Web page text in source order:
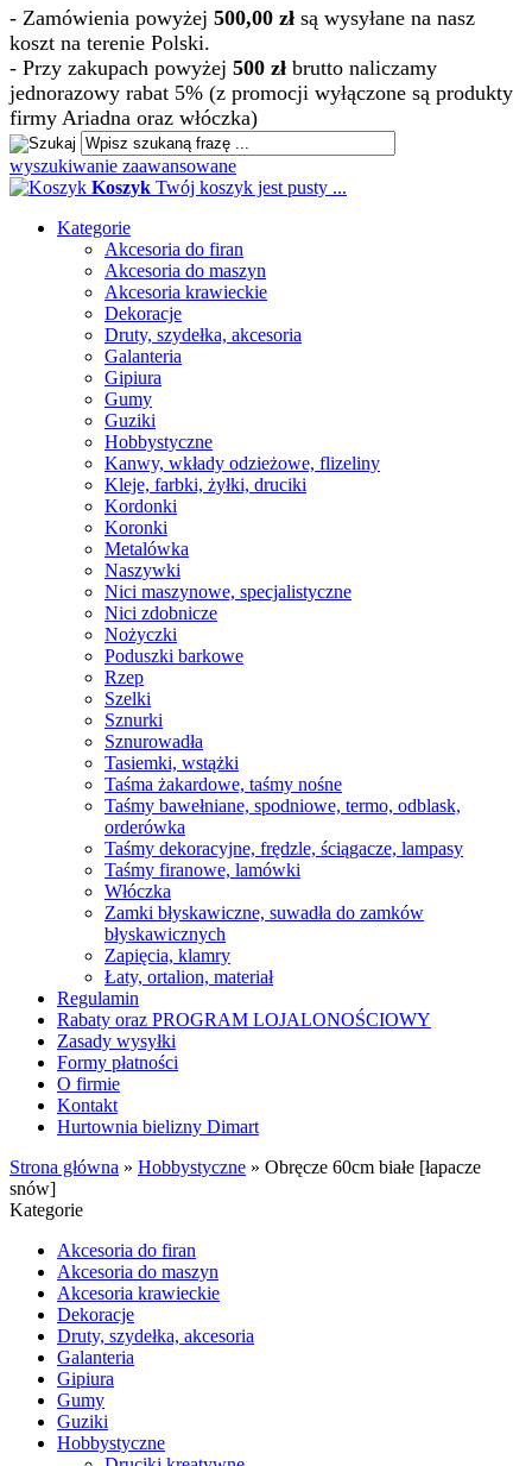
- Zamówienia powyżej 500,00 zł są wysyłane na nasz
koszt na terenie Polski.
- Przy zakupach powyżej 500 zł brutto naliczamy
jednorazowy rabat 5% (z promocji wyłączone są produkty
firmy Ariadna oraz włóczka)
wyszukiwanie zaawansowane
Koszyk Twój koszyk jest pusty ...
Kategorie
Akcesoria do firan
Akcesoria do maszyn
Akcesoria krawieckie
Dekoracje
Druty, szydełka, akcesoria
Galanteria
Gipiura
Gumy
Guziki
Hobbystyczne
Kanwy, wkłady odzieżowe, flizeliny
Kleje, farbki, żyłki, druciki
Kordonki
Koronki
Metalówka
Naszywki
Nici maszynowe, specjalistyczne
Nici zdobnicze
Nożyczki
Poduszki barkowe
Rzep
Szelki
Sznurki
Sznurowadła
Tasiemki, wstążki
Taśma żakardowe, taśmy nośne
Taśmy bawełniane, spodniowe, termo, odblask,
orderówka
Taśmy dekoracyjne, frędzle, ściągacze, lampasy
Taśmy firanowe, lamówki
Włóczka
Zamki błyskawiczne, suwadła do zamków
błyskawicznych
Zapięcia, klamry
Łaty, ortalion, materiał
Regulamin
Rabaty oraz PROGRAM LOJALONOŚCIOWY
Zasady wysyłki
Formy płatności
O firmie
Kontakt
Hurtownia bielizny Dimart
Strona główna » Hobbystyczne » Obręcze 60cm białe [łapacze
snów]
Kategorie
Akcesoria do firan
Akcesoria do maszyn
Akcesoria krawieckie
Dekoracje
Druty, szydełka, akcesoria
Galanteria
Gipiura
Gumy
Guziki
Hobbystyczne